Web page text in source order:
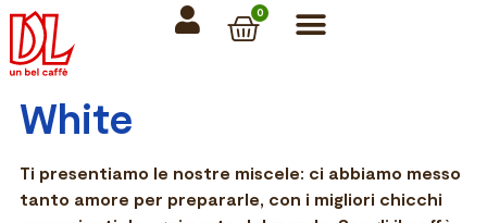
0
White
Ti presentiamo le nostre miscele: ci abbiamo messo
tanto amore per prepararle, con i migliori chicchi